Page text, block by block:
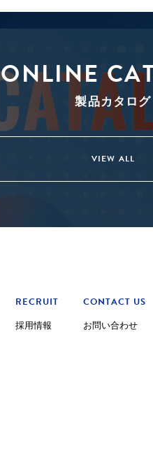
ONLINE
製品カタログ
VIEW ALL
RECRUIT
採用情報
CONTACT US
お問い合わせ